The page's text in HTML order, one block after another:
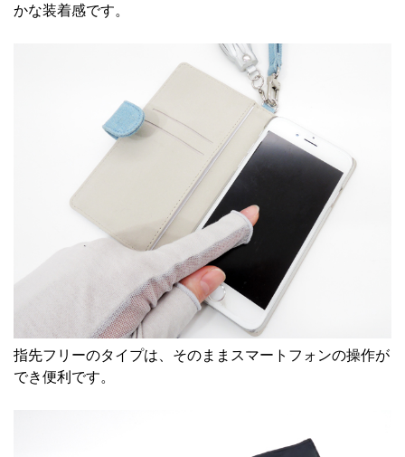
かな装着感です。
指先フリーのタイプは、そのままスマートフォンの操作が
でき便利です。